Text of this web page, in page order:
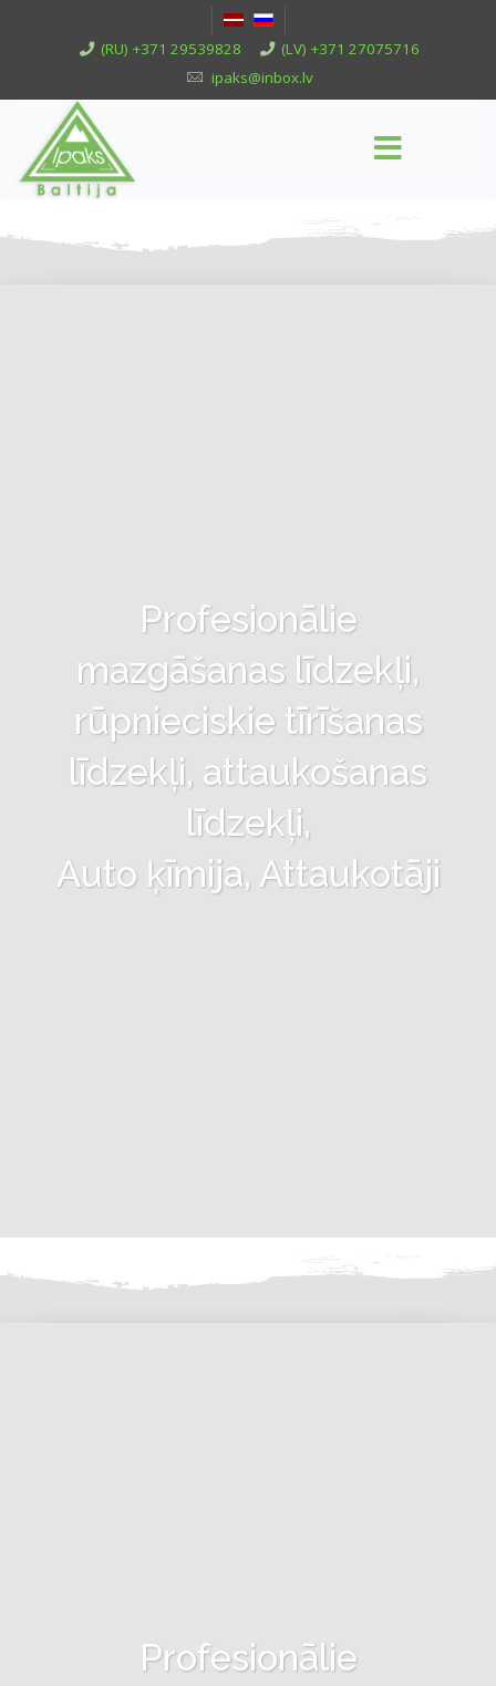
(RU) +371 29539828
(LV) +371 27075716
ipaks@inbox.lv
Profesionālie
mazgāšanas līdzekļi,
rūpnieciskie tīrīšanas
līdzekļi, attaukošanas
līdzekļi,
Auto ķīmija, Attaukotāji
Profesionālie